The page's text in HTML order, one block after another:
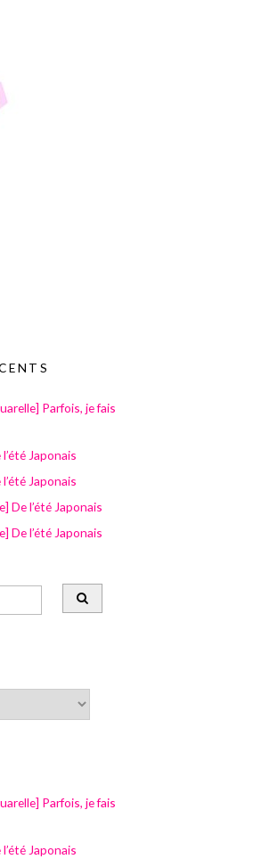
Parfois, je fais
Japonais
Japonais
De l’été Japonais
De l’été Japonais
Parfois, je fais
Japonais